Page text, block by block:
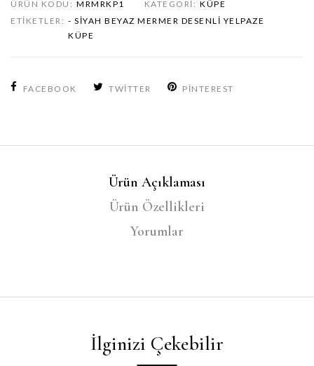
ÜRÜN KODU: MRMRKP1 KATEGORI: KÜPE
ETIKETLER: - SIYAH BEYAZ MERMER DESENLI YELPAZE
KÜPE
FACEBOOK TWITTER PINTEREST
Ürün Açıklaması
Ürün Özellikleri
Yorumlar
İlginizi Çekebilir